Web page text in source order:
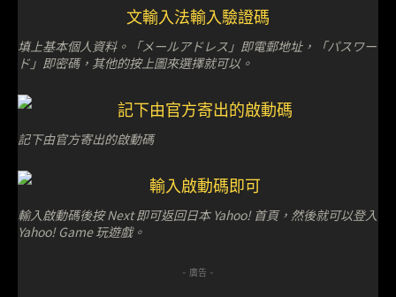
填上基本個人資料。「メールアドレス」即電郵地址，「パスワー
ド」即密碼，其他的按上圖來選擇就可以。
記下由官方寄出的啟動碼
輸入啟動碼後按 Next 即可返回日本 Yahoo! 首頁，然後就可以登入
Yahoo! Game 玩遊戲。
- 廣告 -